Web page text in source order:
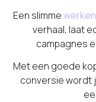
Een slimme
verhaal, laat
campagnes
Met een goede
conversie wordt